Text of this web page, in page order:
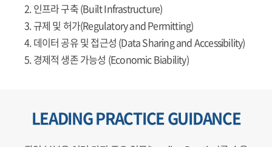
2. 인프라 구축 (Built Infrastructure)
3. 규제 및 허가(Regulatory and Permitting)
4. 데이터 공유 및 접근성 (Data Sharing and Accessibility)
5. 경제적 생존 가능성 (Economic Biability)
LEADING PRACTICE GUIDANCE